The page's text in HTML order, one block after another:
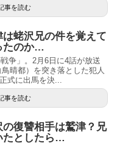
事を読む
は蛯沢兄の件を覚えて
たのか…
争」。2月6日に4話が放送
晴都）を突き落とした犯人
式に出馬を決...
事を読む
の復讐相手は鷲津？兄
たとしたら…